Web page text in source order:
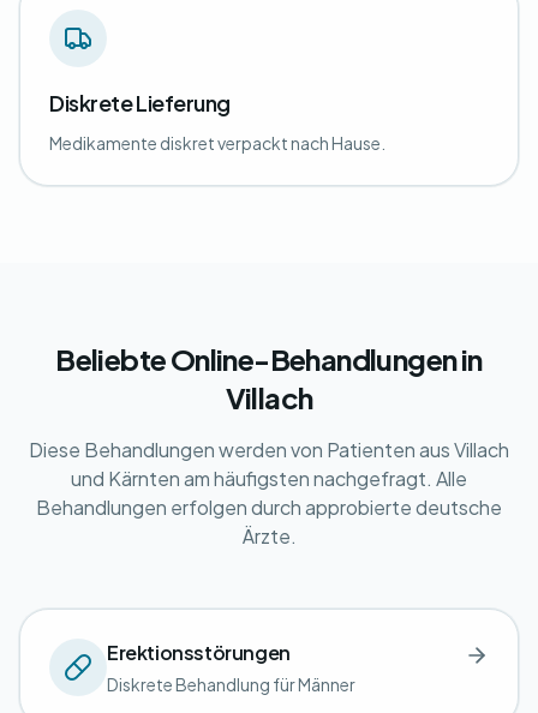
Diskrete Lieferung
Medikamente diskret verpackt nach Hause.
Beliebte Online-Behandlungen in
Villach
Diese Behandlungen werden von Patienten aus Villach
und Kärnten am häufigsten nachgefragt. Alle
Behandlungen erfolgen durch approbierte deutsche
Ärzte.
Erektionsstörungen
Diskrete Behandlung für Männer